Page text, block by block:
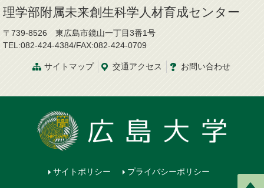
理学部附属未来創生科学人材育成センター
〒739-8526 東広島市鏡山一丁目3番1号
TEL:082-424-4384/FAX:082-424-0709
サイトマップ 交通アクセス お問い合わせ
サイトポリシー プライバシーポリシー